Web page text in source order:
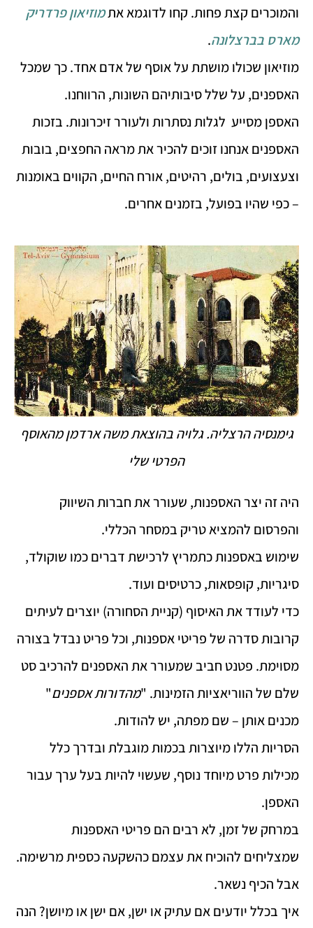
והמוכרים קצת פחות. קחו לדוגמא אתמוזיאון פרדריק
מארס בברצלונה.
מוזיאון שכולו מושתת על אוסף של אדם אחד. כך שמכל
האספנים, על שלל סיבותיהם השונות, הרווחנו.
האספן מסייע לגלות נסתרות ולעורר זיכרונות. בזכות
האספנים אנחנו זוכים להכיר את מראה החפצים, בובות
וצעצועים, בולים, רהיטים, אורח החיים, הקווים באומנות
– כפי שהיו בפועל, בזמנים אחרים.
גימנסיה הרצליה. גלויה בהוצאת משה ארדמן מהאוסף
הפרטי שלי
היה זה יצר האספנות, שעורר את חברות השיווק
והפרסום להמציא טריק במסחר הכללי.
שימוש באספנות כתמריץ לרכישת דברים כמו שוקולד,
סיגריות, קופסאות, כרטיסים ועוד.
כדי לעודד את האיסוף (קניית הסחורה) יוצרים לעיתים
קרובות סדרה של פריטי אספנות, וכל פריט נבדל בצורה
מסוימת. פטנט חביב שמעורר את האספנים להרכיב סט
שלם של הווריאציות הזמינות. "מהדורות אספנים"
מכנים אותן – שם מפתה, יש להודות.
הסריות הללו מיוצרות בכמות מוגבלת ובדרך כלל
מכילות פרט מיוחד נוסף, שעשוי להיות בעל ערך עבור
האספן.
במרחק של זמן, לא רבים הם פריטי האספנות
שמצליחים להוכיח את עצמם כהשקעה כספית מרשימה.
אבל הכיף נשאר.
איך בכלל יודעים אם עתיק או ישן, אם ישן או מיושן? הנה